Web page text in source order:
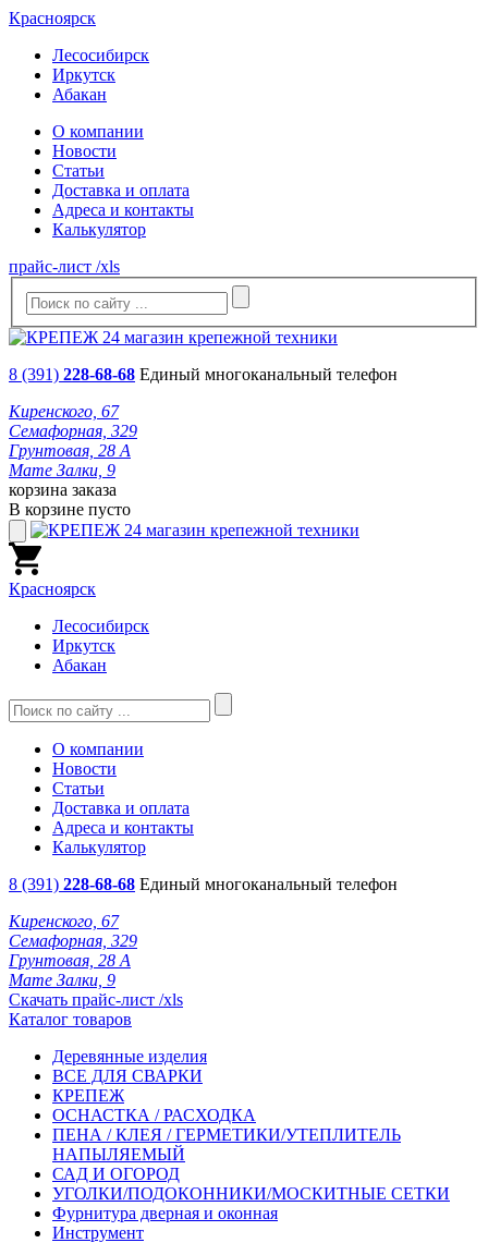
Красноярск
Лесосибирск
Иркутск
Абакан
О компании
Новости
Статьи
Доставка и оплата
Адреса и контакты
Калькулятор
прайс-лист /xls
8 (391) 228-68-68 Единый многоканальный телефон
Киренского, 67
Семафорная, 329
Грунтовая, 28 А
Мате Залки, 9
корзина заказа
В корзине пусто
Красноярск
Лесосибирск
Иркутск
Абакан
О компании
Новости
Статьи
Доставка и оплата
Адреса и контакты
Калькулятор
8 (391) 228-68-68 Единый многоканальный телефон
Киренского, 67
Семафорная, 329
Грунтовая, 28 А
Мате Залки, 9
Скачать прайс-лист /xls
Каталог товаров
Деревянные изделия
ВСЕ ДЛЯ СВАРКИ
КРЕПЕЖ
ОСНАСТКА / РАСХОДКА
ПЕНА / КЛЕЯ / ГЕРМЕТИКИ/УТЕПЛИТЕЛЬ
НАПЫЛЯЕМЫЙ
САД И ОГОРОД
УГОЛКИ/ПОДОКОННИКИ/МОСКИТНЫЕ СЕТКИ
Фурнитура дверная и оконная
Инструмент